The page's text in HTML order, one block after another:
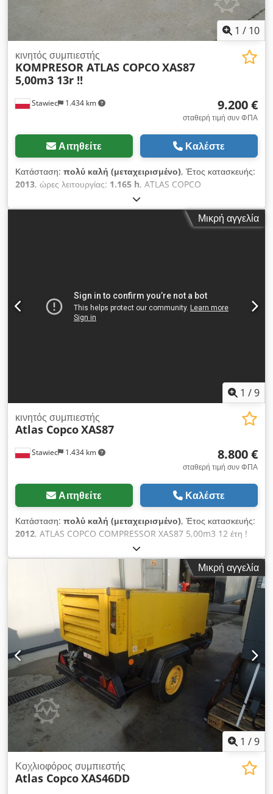
1 / 10
Stawiec 1.434 km
κινητός συμπιεστής
KOMPRESOR ATLAS COPCOXAS87
5,00m3 13r !!
9.200 €
σταθερή τιμή συν ΦΠΑ
Αιτηθείτε Καλέστε
Κατάσταση: πολύ καλή (μεταχειρισμένο), Έτος κατασκευής:
2013, ώρες λειτουργίας: 1.165 h, ATLAS COPCO
COMPRESSOR XAS87 5,00m3 13r ! DIESEL συμπιεστής ATLAS
COPCO XAS87 μηχανή μετά την επισκευή Τεχνικά στοιχεία:
χωρητικότητα 5,00 m3/min, πίεση λειτουργίας 7 Bar,
μηχανήματος
Μικρή αγγελία
1 /9
Stawiec 1.434 km
κινητός συμπιεστής
Atlas CopcoXAS87
8.800 €
σταθερή τιμή συν ΦΠΑ
Αιτηθείτε Καλέστε
Κατάσταση: πολύ καλή (μεταχειρισμένο), Έτος κατασκευής:
2012, ATLAS COPCO COMPRESSOR XAS87 5,00m3 12 έτη !
DIESEL συμπιεστής ATLAS COPCO XAS87 μηχανή μετά την
επισκευή Τεχνικά στοιχεία: ΧΑΣΑ ΧΑΣΑ XASLAS χωρητικότητα
5,00 m3/min, πίεση λειτουργίας 7 Bar, έτος παραγωγής 2012,
κινητήρας; KUBOTA χιλιομετρική απόσταση 1397h!!! Cjdpfx
Aetyk Taecwjha συμπιεστής πλήρως λειτουργικός, έτοιμος να
εργαστεί, δίνουμε εγγύηση καθαρή τιμή: 37800 zł μικτή τιμή:
46494 zł Ακολουθεί σύνδεσμος σε ένα βίντεο που δείχνει πώς
λειτουργεί το μηχάνημα
Μικρή αγγελία
1 /9
Κοχλιοφόρος συμπιεστής
Atlas CopcoXAS46DD